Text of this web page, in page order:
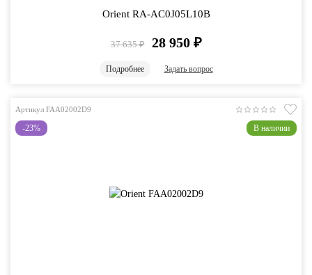
Orient RA-AC0J05L10B
37 635 ₽ 28 950 ₽
Подробнее Задать вопрос
Артикул FAA02002D9
-23% В наличии